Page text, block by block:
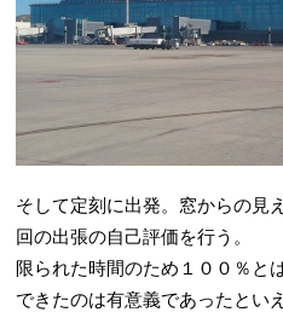
そして定刻に出発。窓からの見
回の出張の自己評価を行う。
限られた時間のため１００％と
できたのは有意義であったとい